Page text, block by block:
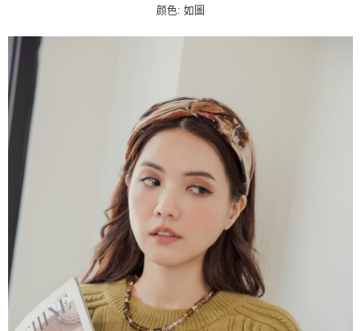
颜色: 如圖